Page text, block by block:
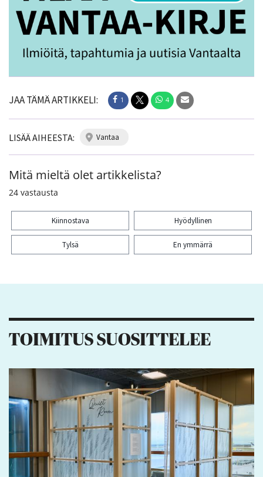
JAA TÄMÄ ARTIKKELI: 1 4
LISÄÄ AIHEESTA: vantaa
Mitä mieltä olet artikkelista?
24 vastausta
Kiinnostava Hyödyllinen
Tylsä En ymmärrä
TOIMITUS SUOSITTELEE